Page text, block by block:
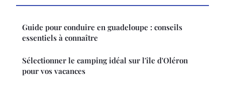
Guide pour conduire en guadeloupe : conseils
essentiels à connaître
Sélectionner le camping idéal sur l'île d'Oléron
pour vos vacances